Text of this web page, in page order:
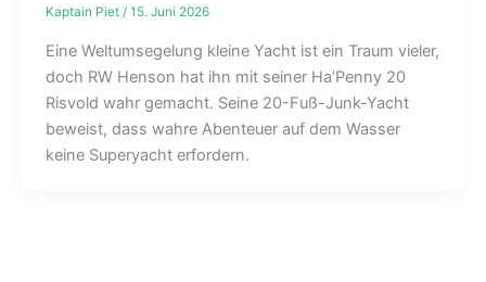
Kaptain Piet / 15. Juni 2026
Eine Weltumsegelung kleine Yacht ist ein Traum vieler,
doch RW Henson hat ihn mit seiner Ha’Penny 20
Risvold wahr gemacht. Seine 20-Fuß-Junk-Yacht
beweist, dass wahre Abenteuer auf dem Wasser
keine Superyacht erfordern.